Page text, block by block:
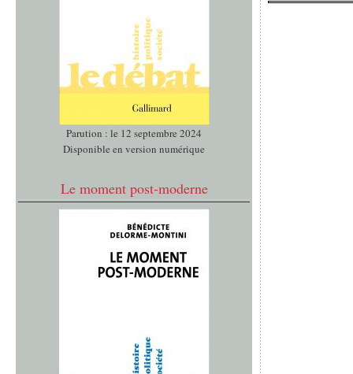
Parution : le 12 septembre 2024
Disponible en version numérique
Le moment post-moderne